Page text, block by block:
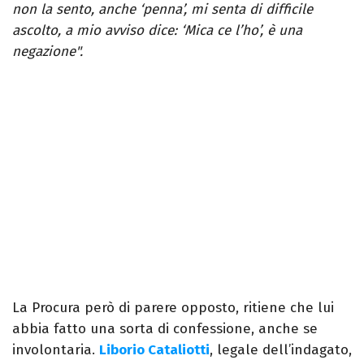
non la sento, anche ‘penna’, mi senta di difficile
ascolto, a mio avviso dice: ‘Mica ce l’ho’, è una
negazione".
La Procura però di parere opposto, ritiene che lui
abbia fatto una sorta di confessione, anche se
involontaria. Liborio Cataliotti, legale dell’indagato,